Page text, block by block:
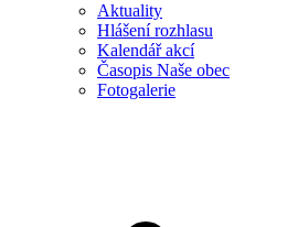
Aktuality
Hlášení rozhlasu
Kalendář akcí
Časopis Naše obec
Fotogalerie